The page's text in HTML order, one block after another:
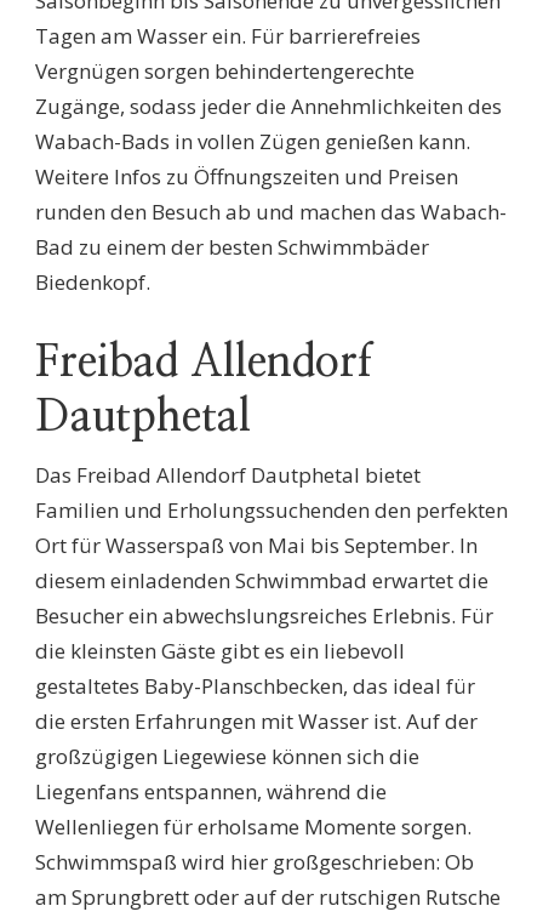
Tagen am Wasser ein. Für barrierefreies
Vergnügen sorgen behindertengerechte
Zugänge, sodass jeder die Annehmlichkeiten des
Wabach-Bads in vollen Zügen genießen kann.
Weitere Infos zu Öffnungszeiten und Preisen
runden den Besuch ab und machen das Wabach-
Bad zu einem der besten Schwimmbäder
Biedenkopf.
Freibad Allendorf
Dautphetal
Das Freibad Allendorf Dautphetal bietet
Familien und Erholungssuchenden den perfekten
Ort für Wasserspaß von Mai bis September. In
diesem einladenden Schwimmbad erwartet die
Besucher ein abwechslungsreiches Erlebnis. Für
die kleinsten Gäste gibt es ein liebevoll
gestaltetes Baby-Planschbecken, das ideal für
die ersten Erfahrungen mit Wasser ist. Auf der
großzügigen Liegewiese können sich die
Liegenfans entspannen, während die
Wellenliegen für erholsame Momente sorgen.
Schwimmspaß wird hier großgeschrieben: Ob
am Sprungbrett oder auf der rutschigen Rutsche